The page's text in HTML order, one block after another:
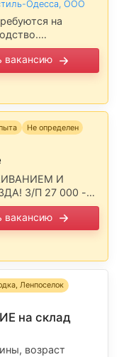
Одесса, ООО
на
Балтская дорога,
narabotu.od.ua
вакансию
Не определен
И
З/П 27 000 -
по
пожалуйста,
Вы прочитали
вакансию
Ленпоселок
на склад
возраст